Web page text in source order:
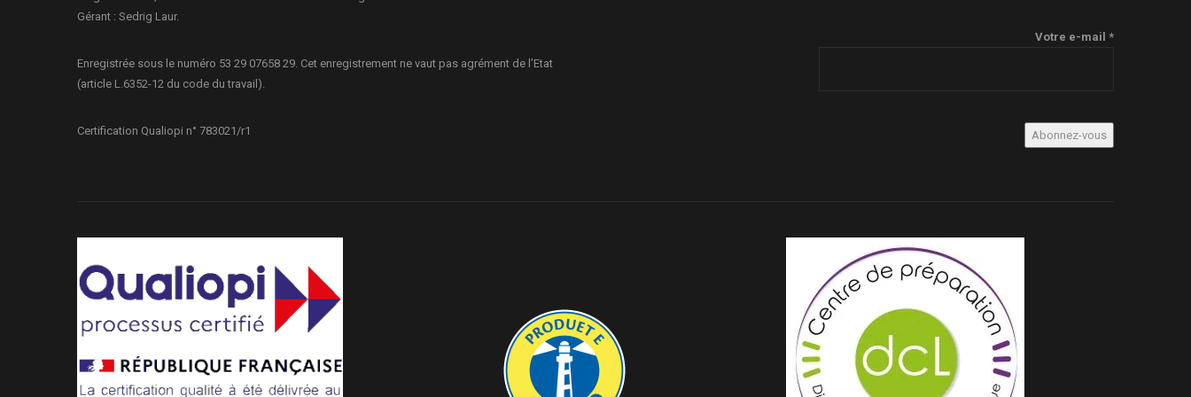
Gérant : Sedrig Laur.
Enregistrée sous le numéro 53 29 07658 29. Cet enregistrement ne vaut pas agrément de l’Etat
(article L.6352-12 du code du travail).
Certification Qualiopi n° 783021/r1
Votre e-mail *